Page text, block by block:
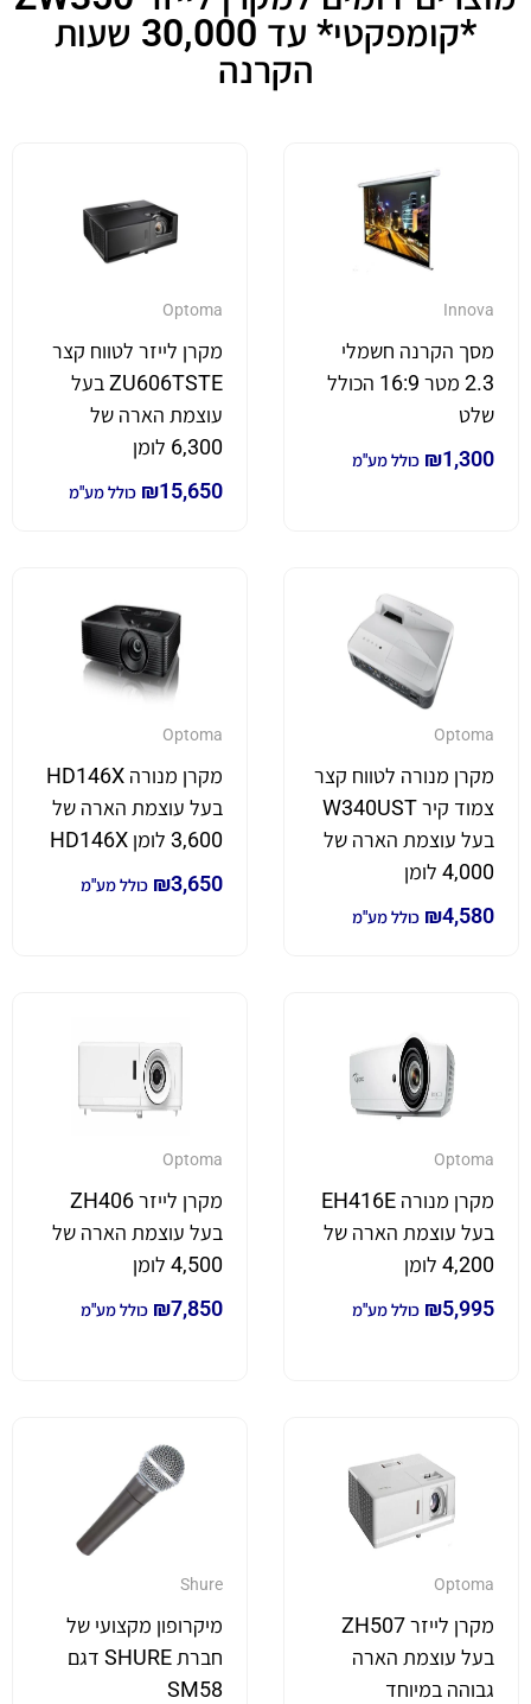
*קומפקטי* עד 30,000 שעות
הקרנה
Innova
מסך הקרנה חשמלי
2.3 מטר 16:9 הכולל
שלט
₪1,300 כולל מע"מ
Optoma
מקרן לייזר לטווח קצר
ZU606TSTE בעל
עוצמת הארה של
6,300 לומן
₪15,650 כולל מע"מ
Optoma
מקרן מנורה לטווח קצר
צמוד קיר W340UST
בעל עוצמת הארה של
4,000 לומן
₪4,580 כולל מע"מ
Optoma
מקרן מנורה HD146X
בעל עוצמת הארה של
3,600 לומן HD146X
₪3,650 כולל מע"מ
Optoma
מקרן מנורה EH416E
בעל עוצמת הארה של
4,200 לומן
₪5,995 כולל מע"מ
Optoma
מקרן לייזר ZH406
בעל עוצמת הארה של
4,500 לומן
₪7,850 כולל מע"מ
Optoma
מקרן לייזר ZH507
בעל עוצמת הארה
גבוהה במיוחד
Shure
מיקרופון מקצועי של
חברת SHURE דגם
SM58